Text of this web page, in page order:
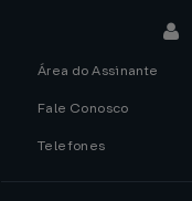
Área do Assinante
Fale Conosco
Telefones